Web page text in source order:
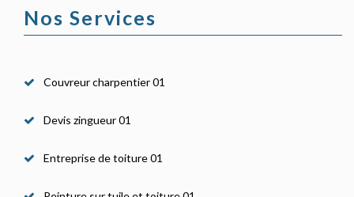
Nos Services
Couvreur charpentier 01
Devis zingueur 01
Entreprise de toiture 01